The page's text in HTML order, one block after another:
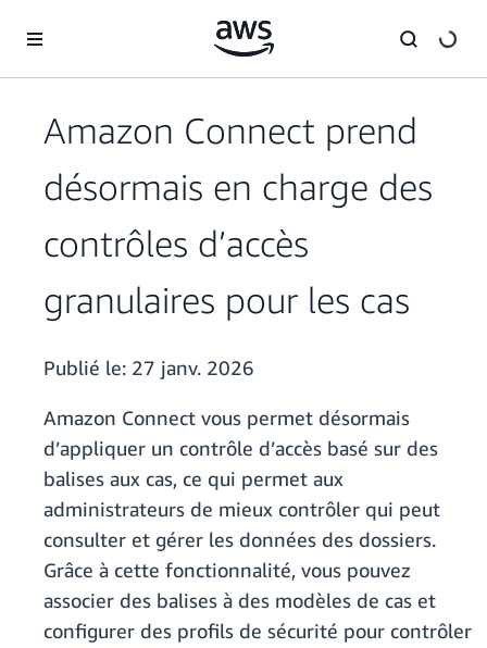
Amazon Connect prend
désormais en charge des
contrôles d’accès
granulaires pour les cas
Publié le: 27 janv. 2026
Amazon Connect vous permet désormais
d’appliquer un contrôle d’accès basé sur des
balises aux cas, ce qui permet aux
administrateurs de mieux contrôler qui peut
consulter et gérer les données des dossiers.
Grâce à cette fonctionnalité, vous pouvez
associer des balises à des modèles de cas et
configurer des profils de sécurité pour contrôler